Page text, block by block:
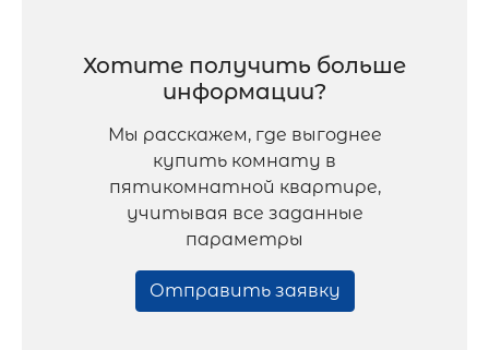
Хотите получить больше
информации?
Мы расскажем, где выгоднее
купить комнату в
пятикомнатной квартире,
учитывая все заданные
параметры
Отправить заявку